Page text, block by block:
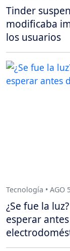
Tinder
modificaba
los usuarios
Tecnología • AGO
¿Se fue la
esperar